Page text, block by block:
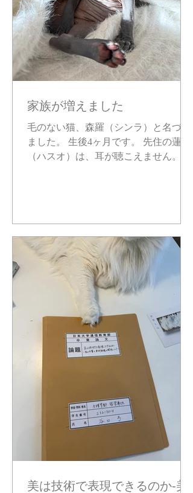
家族が増えました
毛のない猫、森羅（シンラ）と名づけ
ました。 生後4ヶ月です。 先住の蓮ヲ
（ハスオ）は、耳が聴こえません。 い
制作しています。 “言葉”や“他者の基
準による美”に依存しない存在につい
て、考え続けています。 ふたりは、
私を癒してくれる存在であることも確
かですが、 それ以上に、 私の研究
（冒険）を共に旅する同行者です。 今
後また登場することもあるかもしれま
せん。 その時はぜひ、私とともにその
成長を見守っていただけたら嬉しいで
す。 2026.02.22
美は技術で表現できるのか-美